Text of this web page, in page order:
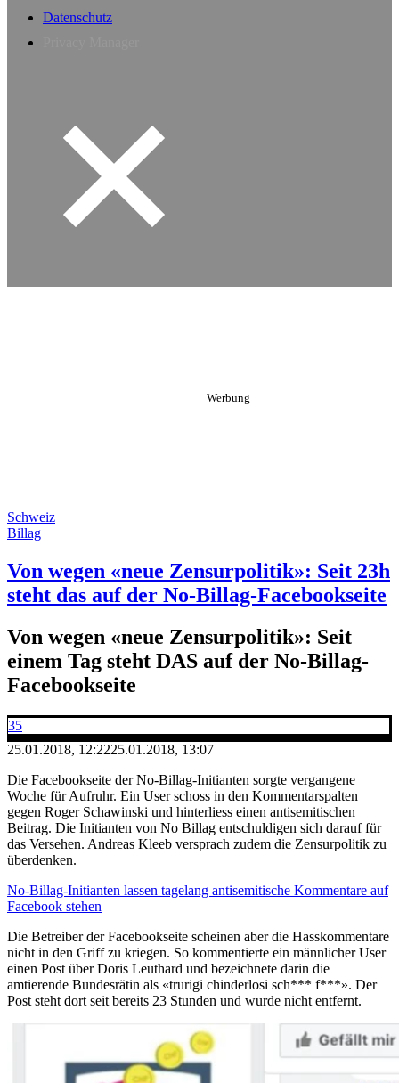
Datenschutz
Schweiz
Billag
Von wegen «neue Zensurpolitik»: Seit 23h
steht das auf der No-Billag-Facebookseite
Von wegen «neue Zensurpolitik»: Seit
einem Tag steht DAS auf der No-Billag-
Facebookseite
35
25.01.2018, 12:2225.01.2018, 13:07
Die Facebookseite der No-Billag-Initianten sorgte vergangene
Woche für Aufruhr. Ein User schoss in den Kommentarspalten
gegen Roger Schawinski und hinterliess einen antisemitischen
Beitrag. Die Initianten von No Billag entschuldigen sich darauf für
das Versehen. Andreas Kleeb versprach zudem die Zensurpolitik zu
überdenken.
No-Billag-Initianten lassen tagelang antisemitische Kommentare auf
Facebook stehen
Die Betreiber der Facebookseite scheinen aber die Hasskommentare
nicht in den Griff zu kriegen. So kommentierte ein männlicher User
einen Post über Doris Leuthard und bezeichnete darin die
amtierende Bundesrätin als «trurigi chinderlosi sch*** f***». Der
Post steht dort seit bereits 23 Stunden und wurde nicht entfernt.